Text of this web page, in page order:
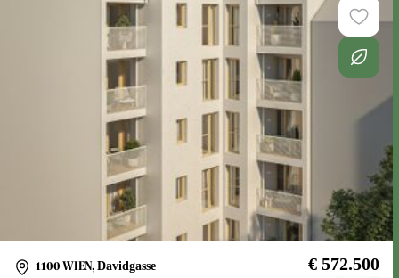
1100 WIEN, Davidgasse € 572.500